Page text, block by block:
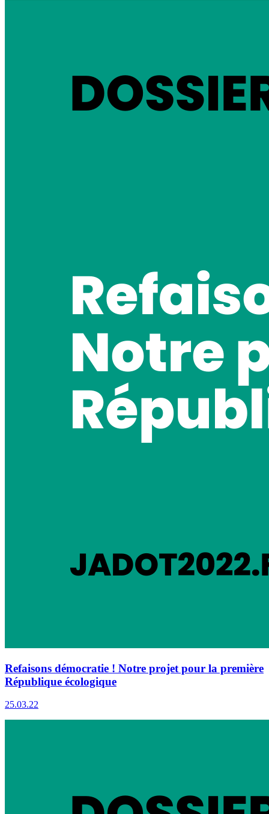
Refaisons démocratie ! Notre projet pour la première
République écologique
25.03.22